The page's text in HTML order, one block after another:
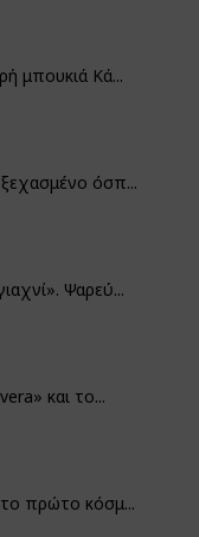
μπουκιά Κά...
όσπ...
Ψαρεύ...
και το...
πρώτο κόσμ...